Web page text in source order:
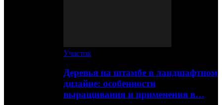
Участок
Деревья на штамбе в ландшафтном
дизайне: особенности
выращивания и применения в…